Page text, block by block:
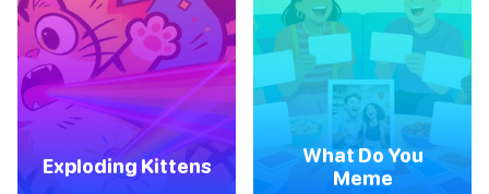
Exploding Kittens
What Do You
Meme